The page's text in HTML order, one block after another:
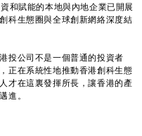
和賦能的本地與內地企業已開展
科生態圈與全球創新網絡深度結
公司不是一個普通的投資者
正在系統性地推動香港創科生態
才在這裏發揮所長，讓香港的產
進。